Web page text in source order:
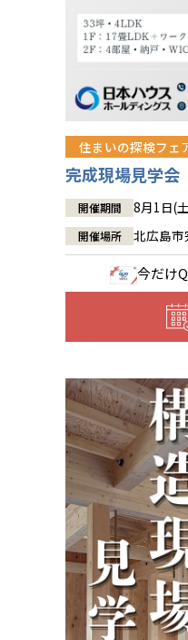
住まいの探検フェ
完成現場見学会
開催期間 8月1日(
開催場所 北広島市
今だけ